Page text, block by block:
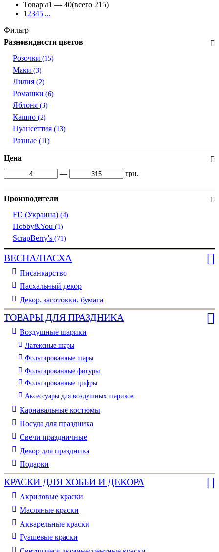
Товары1 — 40(всего 215)
1 2345 ...
Фильтр
Разновидности цветов
Розочки (15)
Маки (3)
Лилия (2)
Ромашки (6)
Яблоня (3)
Кашпо (2)
Пуансеттия (13)
Разные (11)
Цена
—
грн.
Производители
FD (Украина) (4)
Hobby&You (1)
ScrapBerry's (71)
ВЕСНА/ПАСХА
Писанкарство
Пасхальный декор
Декор, заготовки, бумага
ТОВАРЫ ДЛЯ ПРАЗДНИКА
Воздушные шарики
Латексные шары
Фольгированные шары
Фольгированные фигуры
Фольгированные цифры
Аксессуары для воздушных шариков
Карнавальные костюмы
Посуда для праздника
Свечи праздничные
Декор для праздника
Подарки
КРАСКИ ДЛЯ ХОББИ И ДЕКОРА
Акриловые краски
Масляные краски
Акварельные краски
Гуашевые краски